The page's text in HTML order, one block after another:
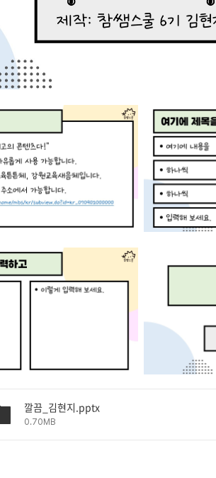
깔끔_김현지.pptx
0.70MB